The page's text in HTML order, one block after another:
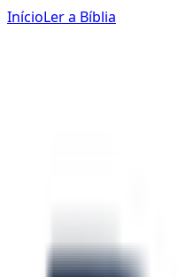
InícioLer a Bíblia